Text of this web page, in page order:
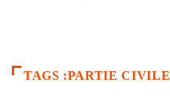
TAGS :PARTIE CIVILE